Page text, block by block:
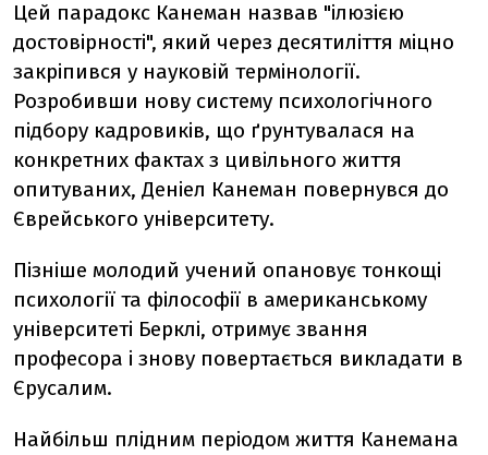
Цей парадокс Канеман назвав "ілюзією
достовірності", який через десятиліття міцно
закріпився у науковій термінології.
Розробивши нову систему психологічного
підбору кадровиків, що ґрунтувалася на
конкретних фактах з цивільного життя
опитуваних, Деніел Канеман повернувся до
Єврейського університету.
Пізніше молодий учений опановує тонкощі
психології та філософії в американському
університеті Берклі, отримує звання
професора і знову повертається викладати в
Єрусалим.
Найбільш плідним періодом життя Канемана